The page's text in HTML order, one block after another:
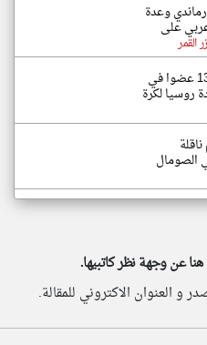
وعدة
على
القمر
بينهم ممثلو 7 دول عربية.. 13 عضوا في
روسيا لكرة
الصومال
عن وجهة نظر كاتبيها.
و العنوان الاكتروني للمقالة.